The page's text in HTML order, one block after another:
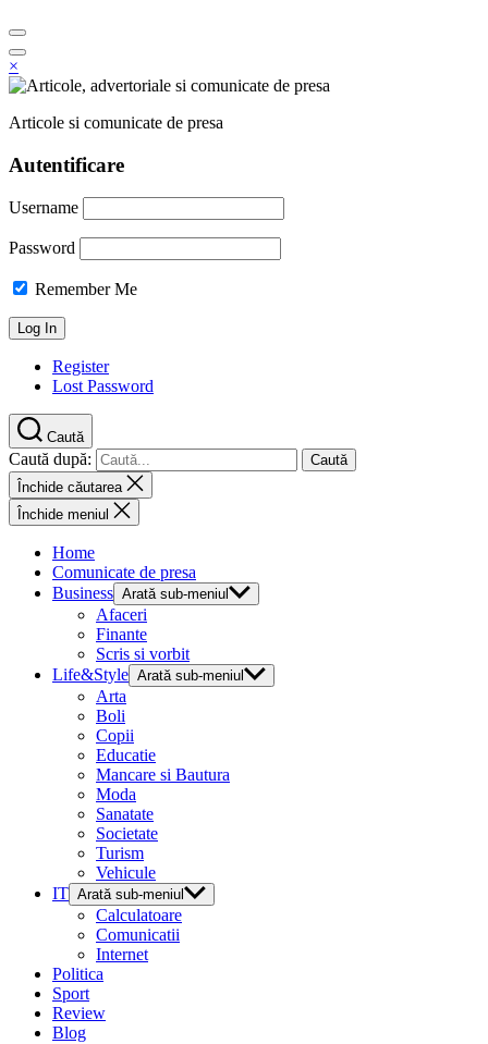
×
Articole si comunicate de presa
Autentificare
Username
Password
Remember Me
Register
Lost Password
Caută
Caută după:
Închide căutarea
Închide meniul
Home
Comunicate de presa
Business Arată sub-meniul
Afaceri
Finante
Scris si vorbit
Life&Style Arată sub-meniul
Arta
Boli
Copii
Educatie
Mancare si Bautura
Moda
Sanatate
Societate
Turism
Vehicule
IT Arată sub-meniul
Calculatoare
Comunicatii
Internet
Politica
Sport
Review
Blog